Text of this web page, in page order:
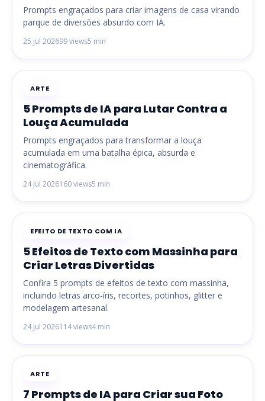
Prompts engraçados para criar imagens de casa virando
parque de diversões absurdo com IA.
25 jul 202699 views5 min
ARTE
5 Prompts de IA para Lutar Contra a
Louça Acumulada
Prompts engraçados para transformar a louça
acumulada em uma batalha épica, absurda e
cinematográfica.
24 jul 2026160 views5 min
EFEITO DE TEXTO COM IA
5 Efeitos de Texto com Massinha para
Criar Letras Divertidas
Confira 5 prompts de efeitos de texto com massinha,
incluindo letras arco-íris, recortes, potinhos, glitter e
modelagem artesanal.
24 jul 2026114 views4 min
ARTE
7 Prompts de IA para Criar sua Foto